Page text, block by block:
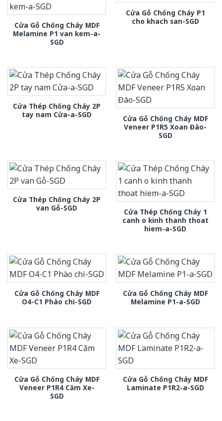
Cửa Gỗ Chống Cháy MDF
Melamine P1 van kem-a-
SGD
Cửa Gỗ Chống Cháy P1
cho khach san-SGD
Cửa Thép Chống Cháy 2P
tay nam Cửa-a-SGD
Cửa Gỗ Chống Cháy MDF
Veneer P1R5 Xoan Đào-
SGD
Cửa Thép Chống Cháy 2P
van Gỗ-SGD
Cửa Thép Chống Cháy 1
canh o kinh thanh thoat
hiem-a-SGD
Cửa Gỗ Chống Cháy MDF
O4-C1 Phào chi-SGD
Cửa Gỗ Chống Cháy MDF
Melamine P1-a-SGD
Cửa Gỗ Chống Cháy MDF
Veneer P1R4 Căm Xe-
SGD
Cửa Gỗ Chống Cháy MDF
Laminate P1R2-a-SGD